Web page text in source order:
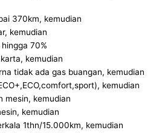
370km, kemudian
kemudian
70%
kemudian
tidak ada gas buangan, kemudian
kemudian
mesin, kemudian
kemudian
1thn/15.000km, kemudian